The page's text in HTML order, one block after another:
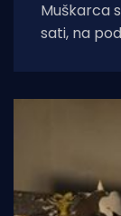
Muškarca
sati, na